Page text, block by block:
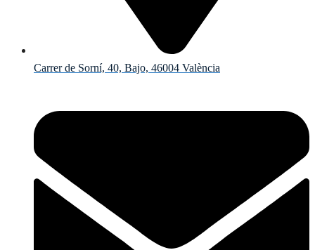
Carrer de Sorní, 40, Bajo, 46004 València